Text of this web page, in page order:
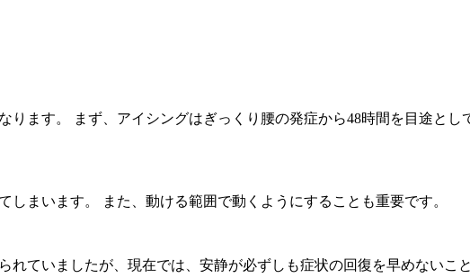
ます。 まず、アイシングはぎっくり腰の発症から48時間を目途と
まいます。 また、動ける範囲で動くようにすることも重要です。
ていましたが、現在では、安静が必ずしも症状の回復を早めないこ